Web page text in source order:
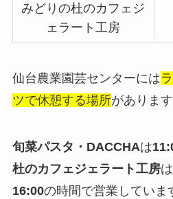
みどりの杜のカフェジ
ェラート工房
仙台農業園芸センターには
ツで休憩する場所があります
旬菜パスタ・DACCHAは
杜のカフェジェラート工房は
16:00の時間で営業していま